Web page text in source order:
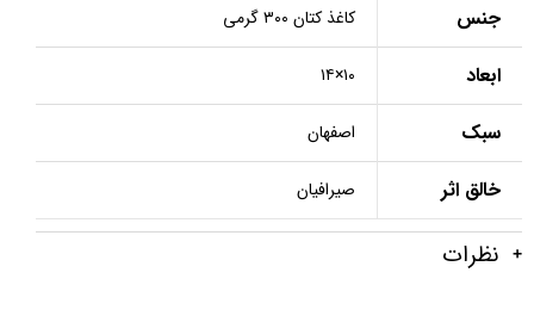
جنس کاغذ کتان ۳۰۰ گرمی
ابعاد ۱۰×۱۴
سبک اصفهان
خالق اثر صیرافیان
نظرات